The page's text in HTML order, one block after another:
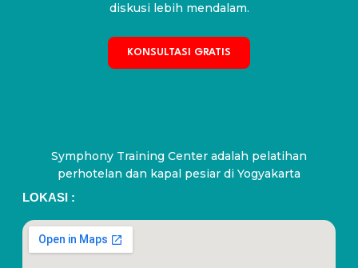
diskusi lebih mendalam.
KONSULTASI GRATIS
Symphony Training Center adalah pelatihan
perhotelan dan kapal pesiar di Yogyakarta
LOKASI :